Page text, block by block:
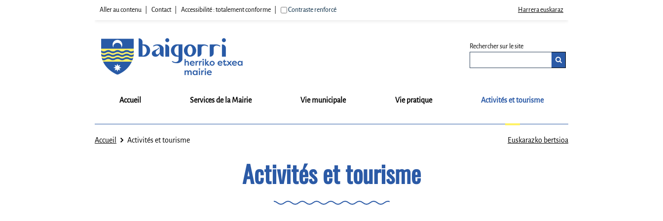
Aller au contenu Contact Accessibilité : totalement conforme Contraste renforcé Harrera euskaraz
Rechercher sur le site
Accueil Services de la Mairie Vie municipale Vie pratique Activités et tourisme
Accueil Activités et tourisme Euskarazko bertsioa
Activités et tourisme